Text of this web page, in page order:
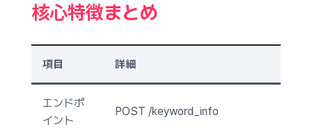
核心特徴まとめ
項目 詳細
エンドポ
イント
POST /keyword_info